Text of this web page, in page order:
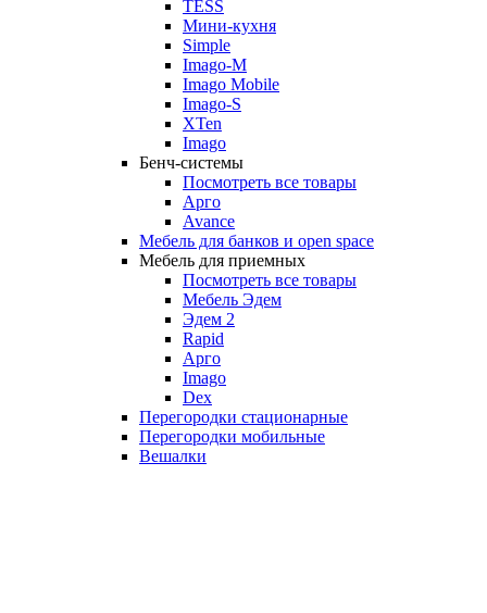
TESS
Мини-кухня
Simple
Imago-M
Imago Mobile
Imago-S
XTen
Imago
Бенч-системы
Посмотреть все товары
Арго
Avance
Мебель для банков и open space
Мебель для приемных
Посмотреть все товары
Мебель Эдем
Эдем 2
Rapid
Арго
Imago
Dex
Перегородки стационарные
Перегородки мобильные
Вешалки